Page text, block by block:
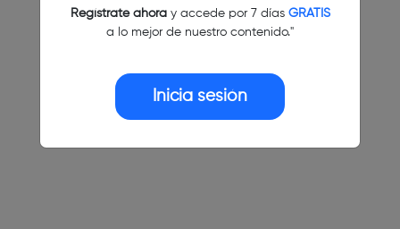
Regístrate ahoray accede por 7 días GRATIS
a lo mejor de nuestro contenido."
Inicia sesión